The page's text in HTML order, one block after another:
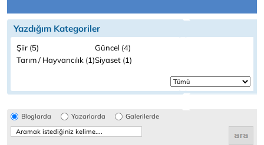
Yazdığım Kategoriler
Şiir (5)
Güncel (4)
Tarım / Hayvancılık (1)Siyaset (1)
Bloglarda Yazarlarda Galerilerde